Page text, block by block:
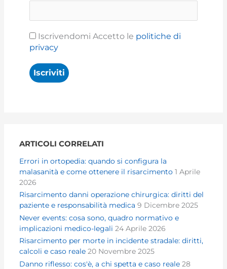
Iscrivendomi Accetto le politiche di
privacy
ARTICOLI CORRELATI
Errori in ortopedia: quando si configura la
malasanità e come ottenere il risarcimento 1 Aprile
2026
Risarcimento danni operazione chirurgica: diritti del
paziente e responsabilità medica 9 Dicembre 2025
Never events: cosa sono, quadro normativo e
implicazioni medico-legali 24 Aprile 2026
Risarcimento per morte in incidente stradale: diritti,
calcoli e caso reale 20 Novembre 2025
Danno riflesso: cos'è, a chi spetta e caso reale 28